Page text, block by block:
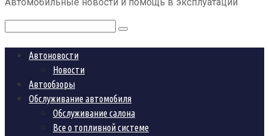
Поиск:
Автоновости
Новости
Автообзоры
Обслуживание автомобиля
Обслуживание салона
Все о топливной системе